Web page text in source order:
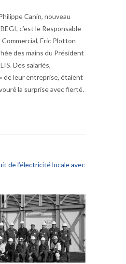
Canin, nouveau
c’est le Responsable
Eric Plotton
des mains du Président
Des salariés,
de leur entreprise, étaient
la surprise avec fierté.
de l’électricité locale avec